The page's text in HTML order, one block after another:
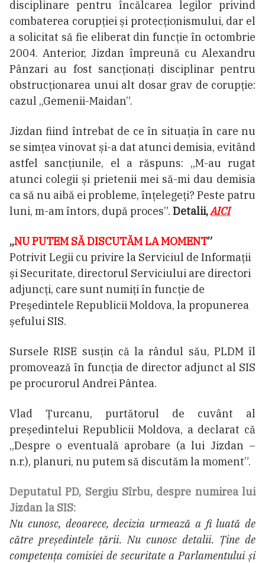
disciplinare pentru încălcarea legilor privind
combaterea corupției și protecționismului, dar el
a solicitat să fie eliberat din funcție în octombrie
2004. Anterior, Jizdan împreună cu Alexandru
Pânzari au fost sancționați disciplinar pentru
obstrucționarea unui alt dosar grav de corupție:
cazul „Gemenii-Maidan”.
Jizdan fiind întrebat de ce în situația în care nu
se simțea vinovat și-a dat atunci demisia, evitând
astfel sancțiunile, el a răspuns: „M-au rugat
atunci colegii și prietenii mei să-mi dau demisia
ca să nu aibă ei probleme, înțelegeți? Peste patru
luni, m-am întors, după proces”. Detalii,AICI
„NU PUTEM SĂ DISCUTĂM LA MOMENT”
Potrivit Legii cu privire la Serviciul de Informații
și Securitate, directorul Serviciului are directori
adjuncţi, care sunt numiţi în funcţie de
Preşedintele Republicii Moldova, la propunerea
șefului SIS.
Sursele RISE susțin că la rândul său, PLDM îl
promovează în funcția de director adjunct al SIS
pe procurorul Andrei Pântea.
Vlad Țurcanu, purtătorul de cuvânt al
președintelui Republicii Moldova, a declarat că
„Despre o eventuală aprobare (a lui Jizdan –
n.r.), planuri, nu putem să discutăm la moment”.
Deputatul PD, Sergiu Sîrbu, despre numirea lui
Jizdan la SIS:
Nu cunosc, deoarece, decizia urmează a fi luată de
către președintele țării. Nu cunosc detalii. Ține de
competența comisiei de securitate a Parlamentului și